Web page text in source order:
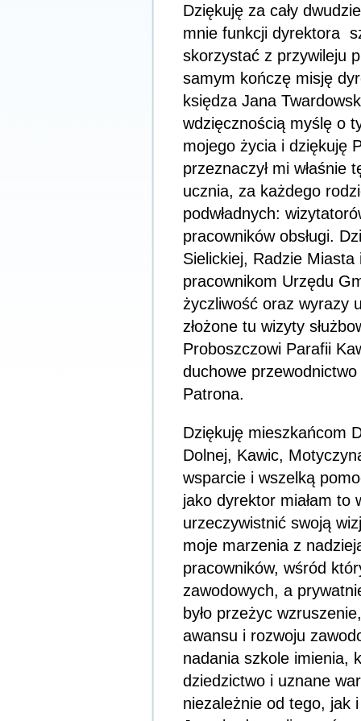
Dziękuję za cały
mnie funkcji dyrektora
skorzystać z przywileju
samym kończę misję
księdza Jana
wdzięcznością myślę o
mojego życia i dziękuję
przeznaczył mi właśnie
ucznia, za każdego
podwładnych:
pracowników obsługi.
Sielickiej, Radzie
pracownikom Urzędu
życzliwość oraz wyrazy
złożone tu wizyty
Proboszczowi Parafii
duchowe
Patrona.
Dziękuję mieszkańcom
Dolnej, Kawic,
wsparcie i wszelką
jako dyrektor miałam to
urzeczywistnić swoją
moje marzenia z
pracowników, wśród
zawodowych, a
było przeżyc
awansu i rozwoju
nadania szkole imienia,
dziedzictwo i uznane
niezależnie od tego, jak